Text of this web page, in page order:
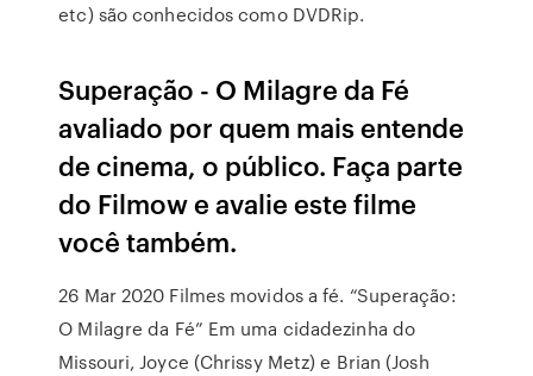
etc) são conhecidos como DVDRip.
Superação - O Milagre da Fé
avaliado por quem mais entende
de cinema, o público. Faça parte
do Filmow e avalie este filme
você também.
26 Mar 2020 Filmes movidos a fé. “Superação:
O Milagre da Fé” Em uma cidadezinha do
Missouri, Joyce (Chrissy Metz) e Brian (Josh